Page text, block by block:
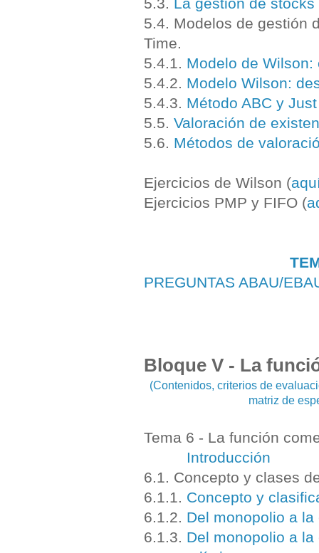
5.3. La gestión de
5.4. Modelos de gestión
Time.
5.4.1. Modelo de
5.4.2. Modelo Wilson:
5.4.3. Método ABC y
5.5. Valoración de
5.6. Métodos de
Ejercicios de Wilson (
Ejercicios PMP y FIFO (
PREGUNTAS ABAU/
Bloque V - La
(Contenidos, criterios de
matriz de
Tema 6 - La función
Introducción
6.1. Concepto y clases
6.1.1. Concepto y
6.1.2. Del monopolio a
6.1.3. Del monopolio a